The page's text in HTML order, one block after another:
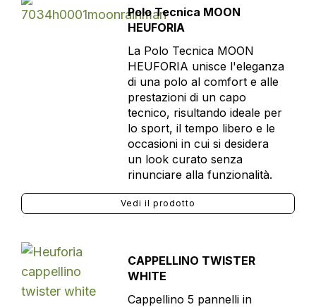
Polo Tecnica MOON
HEUFORIA
La Polo Tecnica MOON
HEUFORIA unisce l'eleganza
di una polo al comfort e alle
prestazioni di un capo
tecnico, risultando ideale per
lo sport, il tempo libero e le
occasioni in cui si desidera
un look curato senza
rinunciare alla funzionalità.
Vedi il prodotto
CAPPELLINO TWISTER
WHITE
Cappellino 5 pannelli in